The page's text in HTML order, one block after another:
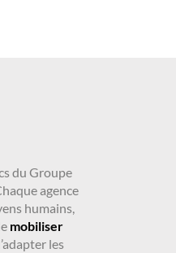
du Groupe
agence
humains,
mobiliser
les